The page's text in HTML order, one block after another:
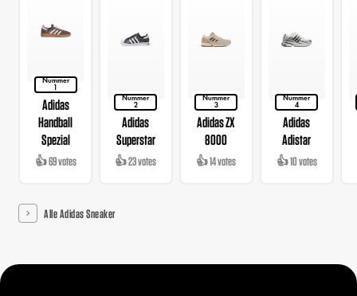
Nummer
1
Adidas
Handball
Spezial
👍 69 votes
Nummer
2
Adidas
Superstar
👍 23 votes
Nummer
3
Adidas ZX
8000
👍 14 votes
Nummer
4
Adidas
Adistar
👍 10 votes
Alle Adidas Sneaker